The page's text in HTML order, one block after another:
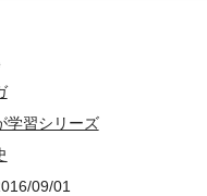
学習シリーズ
09/01